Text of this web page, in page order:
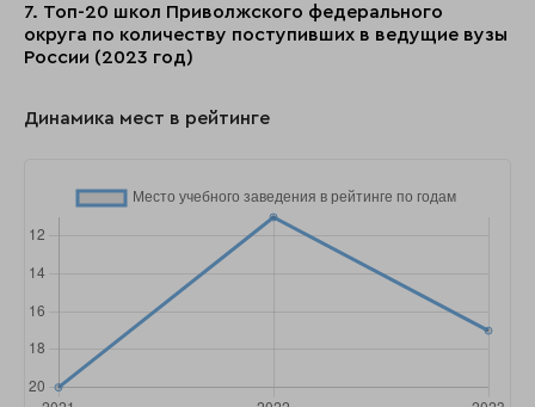
7. Топ-20 школ Приволжского федерального
округа по количеству поступивших в ведущие вузы
России (2023 год)
Динамика мест в рейтинге